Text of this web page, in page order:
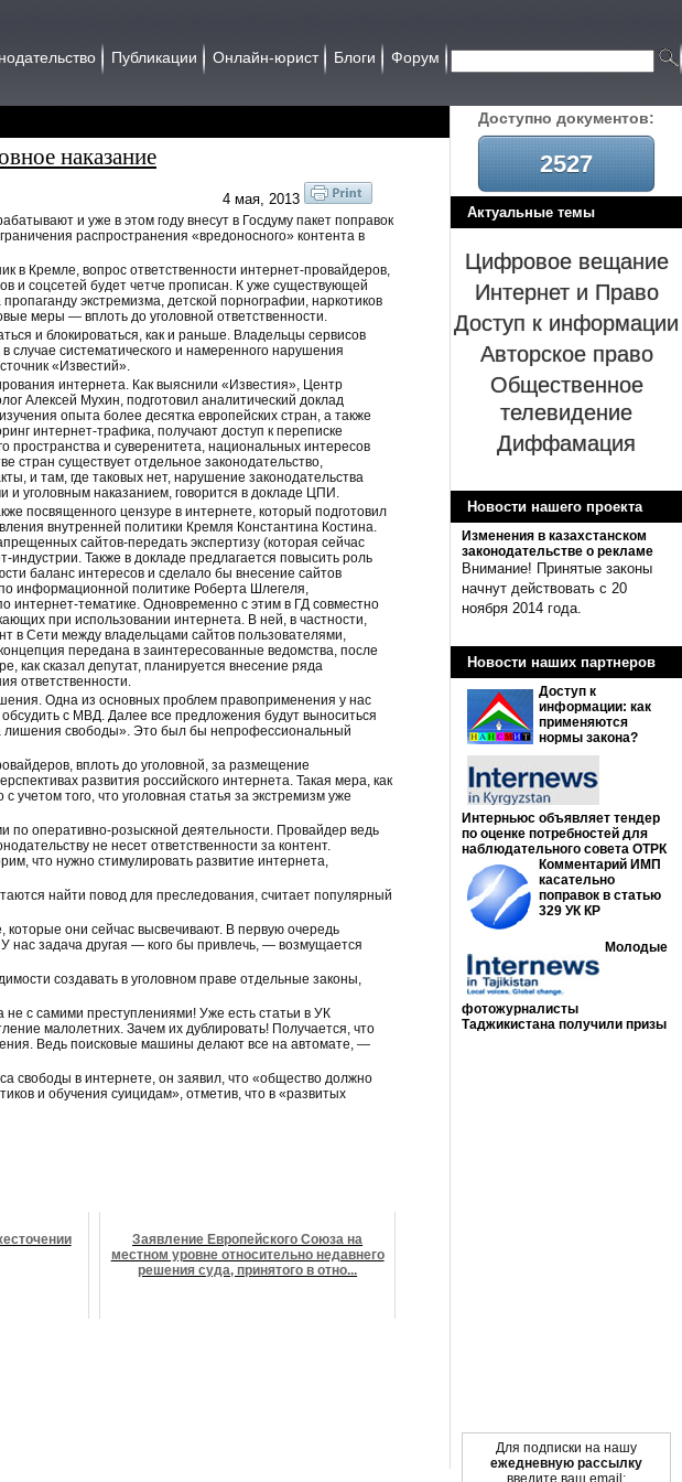
Публикации Онлайн-юрист Блоги Форум
Доcтупно документов:
2527
Актуальные темы
Цифровое вещание
Интернет и Право
Доступ к информации
Авторское право
Общественное
телевидение
Диффамация
Новости нашего проекта
Изменения в казахстанском
законодательстве о рекламе
Внимание! Принятые законы
начнут действовать с 20
ноября 2014 года.
Новости наших партнеров
Доступ к
информации: как
применяются
нормы закона?
Интерньюс объявляет тендер
по оценке потребностей для
наблюдательного совета ОТРК
Комментарий ИМП
касательно
поправок в статью
329 УК КР
Молодые
фотожурналисты
Таджикистана получили призы
Для подписки на нашу
ежедневную рассылку
введите ваш email:
наказание
4 мая, 2013
и уже в этом году внесут в Госдуму пакет поправок
распространения «вредоносного» контента в
в Кремле, вопрос ответственности интернет-провайдеров,
и соцсетей будет четче прописан. К уже существующей
экстремизма, детской порнографии, наркотиков
меры — вплоть до уголовной ответственности.
и блокироваться, как и раньше. Владельцы сервисов
случае систематического и намеренного нарушения
«Известий».
интернета. Как выяснили «Известия», Центр
Алексей Мухин, подготовил аналитический доклад
опыта более десятка европейских стран, а также
интернет-трафика, получают доступ к переписке
и суверенитета, национальных интересов
стран существует отдельное законодательство,
и там, где таковых нет, нарушение законодательства
уголовным наказанием, говорится в докладе ЦПИ.
посвященного цензуре в интернете, который подготовил
внутренней политики Кремля Константина Костина.
сайтов-передать экспертизу (которая сейчас
Также в докладе предлагается повысить роль
баланс интересов и сделало бы внесение сайтов
информационной политике Роберта Шлегеля,
интернет-тематике. Одновременно с этим в ГД совместно
при использовании интернета. В ней, в частности,
в Сети между владельцами сайтов пользователями,
передана в заинтересованные ведомства, после
как сказал депутат, планируется внесение ряда
ответственности.
Одна из основных проблем правоприменения у нас
с МВД. Далее все предложения будут выноситься
лишения свободы». Это был бы непрофессиональный
вплоть до уголовной, за размещение
развития российского интернета. Такая мера, как
того, что уголовная статья за экстремизм уже
оперативно-розыскной деятельности. Провайдер ведь
не несет ответственности за контент.
что нужно стимулировать развитие интернета,
найти повод для преследования, считает популярный
они сейчас высвечивают. В первую очередь
нас задача другая — кого бы привлечь, — возмущается
создавать в уголовном праве отдельные законы,
с самими преступлениями! Уже есть статьи в УК
малолетних. Зачем их дублировать! Получается, что
Ведь поисковые машины делают все на автомате, —
свободы в интернете, он заявил, что «общество должно
и обучения суицидам», отметив, что в «развитых
Заявление Европейского Союза на
местном уровне относительно недавнего
решения суда, принятого в отно...